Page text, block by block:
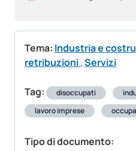
Tema: Industria e
retribuzioni,Servizi
Tag: disoccupati
lavoro imprese
Tipo di documento: